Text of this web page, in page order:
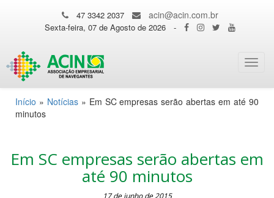
47 3342 2037 acin@acin.com.br
Sexta-feira, 07 de Agosto de 2026 -
Início » Notícias» Em SC empresas serão abertas em até 90
minutos
Em SC empresas serão abertas em
até 90 minutos
17 de junho de 2015